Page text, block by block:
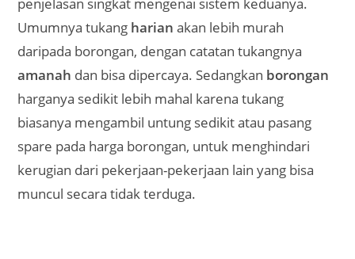
penjelasan singkat mengenai sistem keduanya.
Umumnya tukang harian akan lebih murah
daripada borongan, dengan catatan tukangnya
amanah dan bisa dipercaya. Sedangkan borongan
harganya sedikit lebih mahal karena tukang
biasanya mengambil untung sedikit atau pasang
spare pada harga borongan, untuk menghindari
kerugian dari pekerjaan-pekerjaan lain yang bisa
muncul secara tidak terduga.